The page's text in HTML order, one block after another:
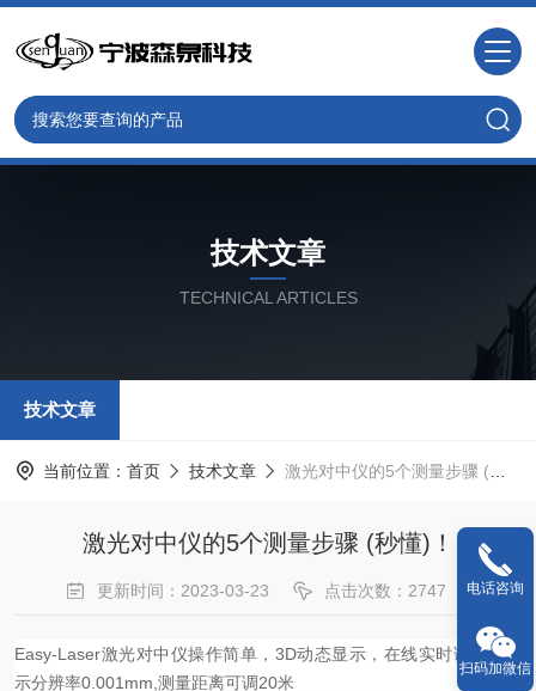
技术文章
TECHNICAL ARTICLES
技术文章
当前位置： 首页 技术文章 激光对中仪的5个测量步骤 (秒懂)！
激光对中仪的5个测量步骤 (秒懂)！
更新时间：2023-03-23 点击次数：2747
Easy-Laser激光对中仪操作简单，3D动态显示，在线实时调整，显
示分辨率0.001mm,测量距离可调20米
电话咨询
扫码加微信